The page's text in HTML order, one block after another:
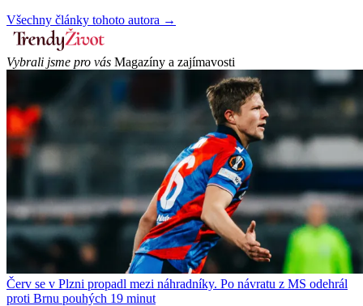
Všechny články tohoto autora →
Vybrali jsme pro vás Magazíny a zajímavosti
Červ se v Plzni propadl mezi náhradníky. Po návratu z MS odehrál
proti Brnu pouhých 19 minut